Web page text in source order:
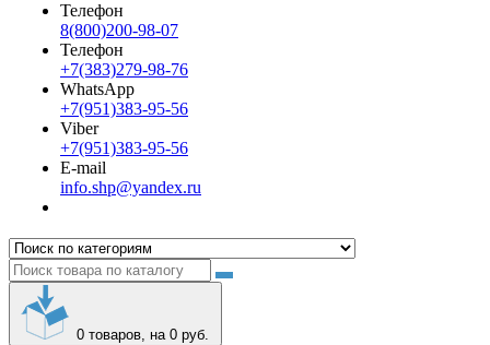
Телефон
8(800)200-98-07
Телефон
+7(383)279-98-76
WhatsApp
+7(951)383-95-56
Viber
+7(951)383-95-56
E-mail
info.shp@yandex.ru
0 товаров, на 0 руб.